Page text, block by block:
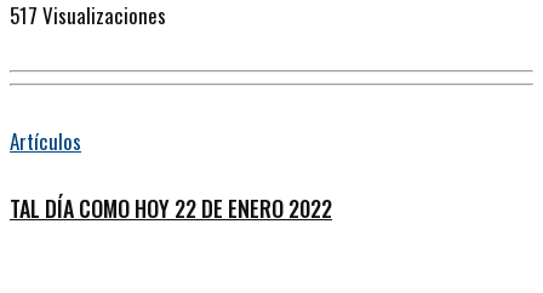
517 Visualizaciones
Artículos
TAL DÍA COMO HOY 22 DE ENERO 2022